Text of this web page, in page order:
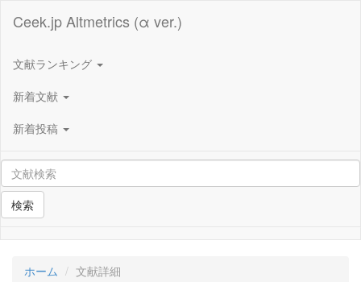
Ceek.jp Altmetrics (α ver.)
文献ランキング
新着文献
新着投稿
検索
ホーム 文献詳細